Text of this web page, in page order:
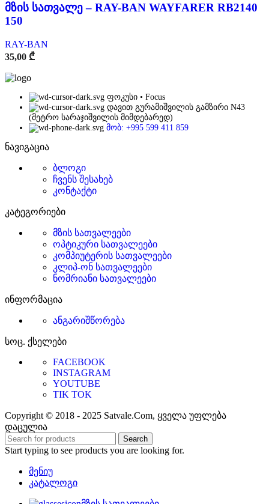
მზის სათვალე – RAY-BAN WAYFARER RB2140
150
RAY-BAN
35,00 ₾
ფოკუსი • Focus
დავით გურამიშვილის გამზირი N43
(მეტრო სარაჯიშვილის მიმდებარედ)
მობ: +995 599 411 859
ნავიგაცია
ბლოგი
ჩვენს შესახებ
კონტაქტი
კატეგორიები
მზის სათვალეები
ოპტიკური სათვალეები
კომპიუტერის სათვალეები
კლიპ-ონ სათვალეები
ნომრიანი სათვალეები
ინფორმაცია
ანგარიშწორება
სოც. ქსელები
FACEBOOK
INSTAGRAM
YOUTUBE
TIK TOK
Copyright © 2018 - 2025 Satvale.Com, ყველა უფლება
დაცულია
Search
Start typing to see products you are looking for.
მენიუ
კატალოგი